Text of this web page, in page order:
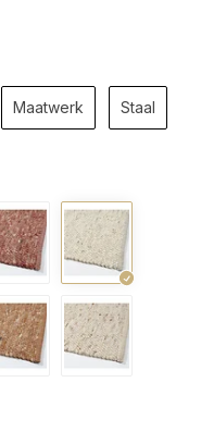
Maatwerk Staal